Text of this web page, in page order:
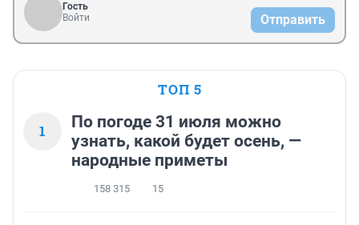
Гость
Войти
Отправить
ТОП 5
1
По погоде 31 июля можно
узнать, какой будет осень, —
народные приметы
158 315 15